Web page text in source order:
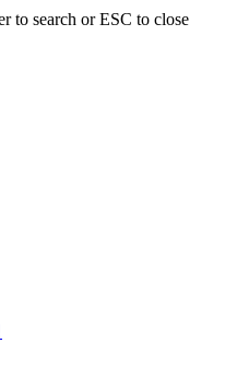
to search or ESC to close